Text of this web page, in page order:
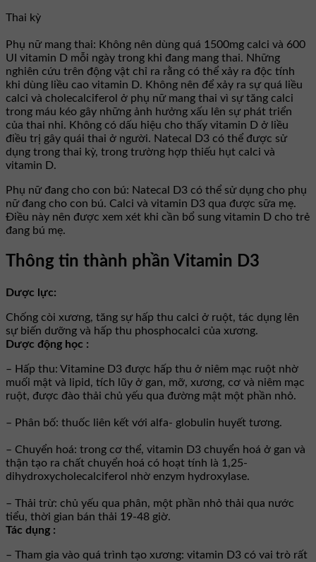
Thai kỳ
Phụ nữ mang thai: Không nên dùng quá 1500mg calci và 600
UI vitamin D mỗi ngày trong khi đang mang thai. Những
nghiên cứu trên động vật chỉ ra rằng có thể xảy ra độc tính
khi dùng liều cao vitamin D. Không nên để xảy ra sự quá liều
calci và cholecalciferol ở phụ nữ mang thai vì sự tăng calci
trong máu kéo gây những ảnh hưởng xấu lên sự phát triển
của thai nhi. Không có dấu hiệu cho thấy vitamin D ở liều
điều trị gây quái thai ở người. Natecal D3 có thể được sử
dụng trong thai kỳ, trong trường hợp thiếu hụt calci và
vitamin D.
Phụ nữ đang cho con bú: Natecal D3 có thể sử dụng cho phụ
nữ đang cho con bú. Calci và vitamin D3 qua được sữa mẹ.
Điều này nên được xem xét khi cần bổ sung vitamin D cho trẻ
đang bú mẹ.
Thông tin thành phần Vitamin D3
Dược lực:
Chống còi xương, tăng sự hấp thu calci ở ruột, tác dụng lên
sự biến dưỡng và hấp thu phosphocalci của xương.
Dược động học :
– Hấp thu: Vitamine D3 được hấp thu ở niêm mạc ruột nhờ
muối mật và lipid, tích lũy ở gan, mỡ, xương, cơ và niêm mạc
ruột, được đào thải chủ yếu qua đường mật một phần nhỏ.
– Phân bố: thuốc liên kết với alfa- globulin huyết tương.
– Chuyển hoá: trong cơ thể, vitamin D3 chuyển hoá ở gan và
thận tạo ra chất chuyển hoá có hoạt tính là 1,25-
dihydroxycholecalciferol nhờ enzym hydroxylase.
– Thải trừ: chủ yếu qua phân, một phần nhỏ thải qua nước
tiểu, thời gian bán thải 19-48 giờ.
Tác dụng :
– Tham gia vào quá trình tạo xương: vitamin D3 có vai trò rất